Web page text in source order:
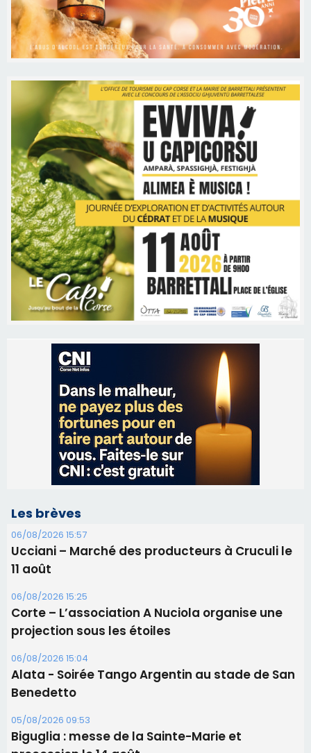
Les brèves
06/08/2026 15:57
Ucciani – Marché des producteurs à Cruculi le
06/08/2026 15:25
Corte – L’association A Nuciola organise une
06/08/2026 15:04
Alata - Soirée Tango Argentin au stade de San
Benedetto
05/08/2026 09:53
Biguglia : messe de la Sainte-Marie et
procession le 14 août
31/07/2026 08:24
Tennis - Début ce week-end du tournoi du
RCPV
31/07/2026 08:22
82ème anniversaire de la disparition du
Commandant Antoine de Saint Exupery